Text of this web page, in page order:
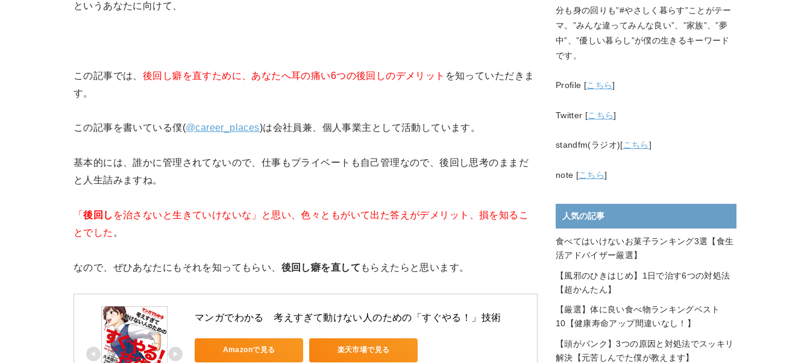
というあなたに向けて、
この記事では、 後回し癖を直すために、あなたへ耳の痛い6つの後回しのデメリット を知っていただきま
す。
この記事を書いている僕(@career_places)は会社員兼、個人事業主として活動しています。
基本的には、誰かに管理されてないので、仕事もプライベートも自己管理なので、後回し思考のままだ
と人生詰みますね。
「後回し を治さないと生きていけないな」と思い、色々ともがいて出た答えがデメリット、損を知るこ
とでした 。
なので、ぜひあなたにもそれを知ってもらい、 後回し癖を直して もらえたらと思います。
マンガでわかる　考えすぎて動けない人のための「すぐやる！」技術
Amazonで見る 楽天市場で見る
分も身の回りも”#やさしく暮らす”ことがテー
マ。 ”みんな違ってみんな良い” ”家族” 、”夢
中” 、”優しい暮らし”が僕の生きるキーワード
です。
Profile [こちら]
Twitter [こちら]
standfm(ラジオ)[こちら]
note [こちら]
人気の記事
食べてはいけないお菓子ランキング3選【食生
活アドバイザー厳選】
【風邪のひきはじめ】1日で治す6つの対処法
【超かんたん】
【厳選】体に良い食べ物ランキングベスト
10【健康寿命アップ間違いなし！】
【頭がパンク】3つの原因と対処法でスッキリ
解決【元苦しんでた僕が教えます】